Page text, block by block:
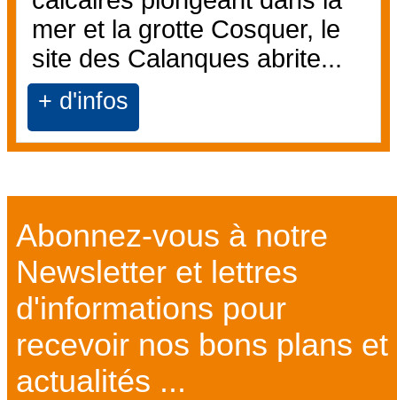
mer et la grotte Cosquer, le
site des Calanques abrite...
+ d'infos
Abonnez-vous à notre
Newsletter et lettres
d'informations pour
recevoir nos bons plans et
actualités ...